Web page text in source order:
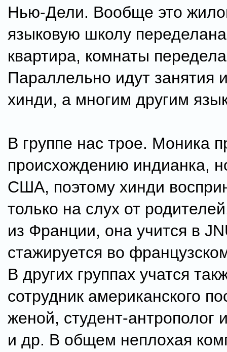
Нью-Дели. Вообще это
языковую школу
квартира, комнаты
Параллельно идут занятия
хинди, а многим другим
В группе нас трое. Моника
происхождению индианка,
США, поэтому хинди
только на слух от
из Франции, она учится в
стажируется во
В других группах учатся
сотрудник американского
женой, студент-антрополог
и др. В общем неплохая